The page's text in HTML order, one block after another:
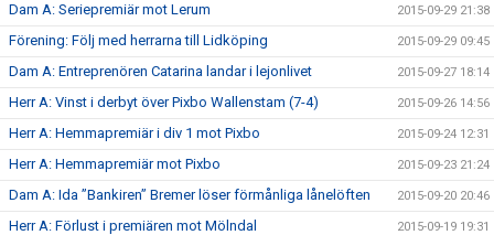
Dam A: Seriepremiär mot Lerum 2015-09-29 21:38
Förening: Följ med herrarna till Lidköping 2015-09-29 09:45
Dam A: Entreprenören Catarina landar i lejonlivet 2015-09-27 18:14
Herr A: Vinst i derbyt över Pixbo Wallenstam (7-4) 2015-09-26 14:56
Herr A: Hemmapremiär i div 1 mot Pixbo 2015-09-24 12:31
Herr A: Hemmapremiär mot Pixbo 2015-09-23 21:24
Dam A: Ida ”Bankiren” Bremer löser förmånliga lånelöften 2015-09-20 20:46
Herr A: Förlust i premiären mot Mölndal 2015-09-19 19:31